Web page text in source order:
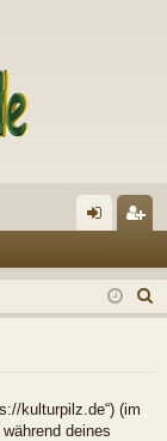
m
el
ist
rie
u
kulturpilz.de“) (im
deines